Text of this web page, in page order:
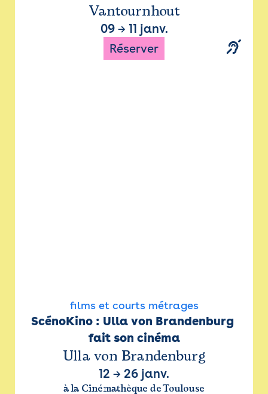
Vantournhout
09→ 11 janv.
Réserver
films et courts métrages
ScénoKino : Ulla von Brandenburg
fait son cinéma
Ulla von Brandenburg
12 → 26 janv.
à la Cinémathèque de Toulouse